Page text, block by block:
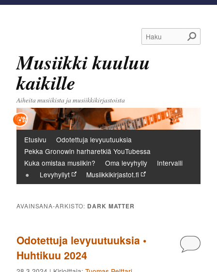
Haku
Musiikki kuuluu
kaikille
Aiheita musiikista ja musiikkikirjastoista
Päävalikko
Etusivu
Odotettuja levyuutuuksia
Pekka Gronowin harharetkiä YouTubessa
Kuka omistaa musiikin?
Oma levyhylly
Intervalli
Levyhyllyt
Musiikkikirjastot.fi
AVAINSANA-ARKISTO: DARK MATTER
Odotettuja levyuutuuksia •
Huhtikuu 2024